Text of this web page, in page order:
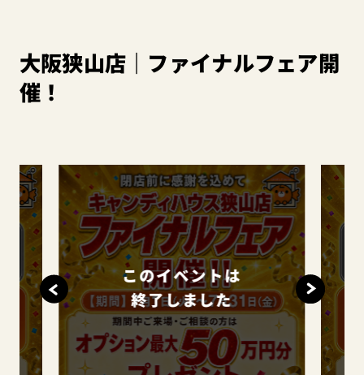
大阪狭山店｜ファイナルフェア開
催！
このイベントは
終了しました